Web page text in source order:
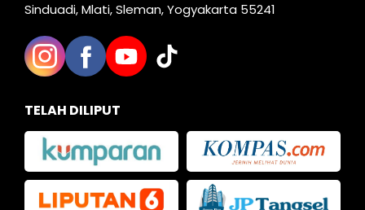
Sinduadi, Mlati, Sleman, Yogyakarta 55241
TELAH DILIPUT